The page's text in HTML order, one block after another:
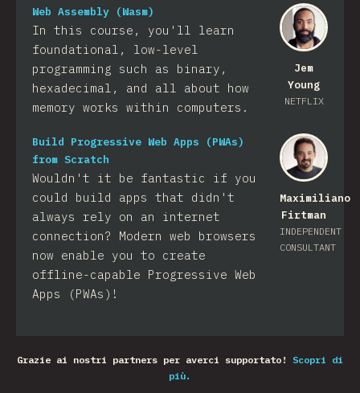
Jem
Young
NETFLIX
Web Assembly (Wasm)
In this course, you'll learn
foundational, low-level
programming such as binary,
hexadecimal, and all about how
memory works within computers.
Maximiliano
Firtman
INDEPENDENT
CONSULTANT
Build Progressive Web Apps (PWAs)
from Scratch
Wouldn't it be fantastic if you
could build apps that didn't
always rely on an internet
connection? Modern web browsers
now enable you to create
offline-capable Progressive Web
Apps (PWAs)!
Grazie ai nostri partners per averci supportato!
Scopri di
più.